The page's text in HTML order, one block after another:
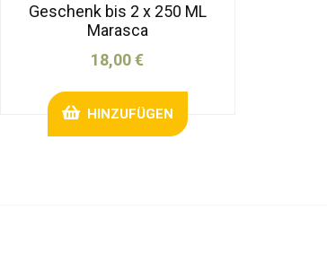
Geschenk bis 2 x 250 ML
Marasca
18,00 €
HINZUFÜGEN